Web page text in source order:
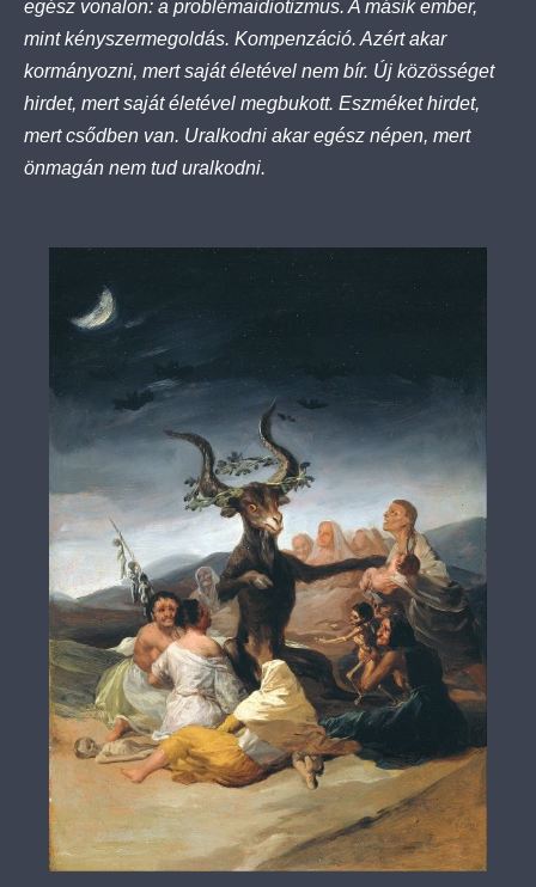
egész vonalon: a problémaidiotizmus. A másik ember,
mint kényszermegoldás. Kompenzáció. Azért akar
kormányozni, mert saját életével nem bír. Új közösséget
hirdet, mert saját életével megbukott. Eszméket hirdet,
mert csődben van. Uralkodni akar egész népen, mert
önmagán nem tud uralkodni.